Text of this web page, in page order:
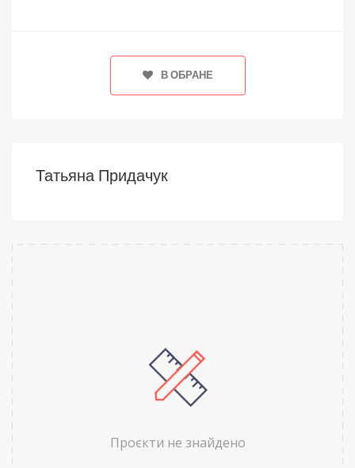
В ОБРАНЕ
Татьяна Придачук
Проєкти не знайдено